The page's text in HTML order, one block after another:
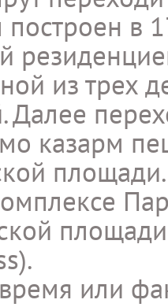
в
из трех
Далее
казарм
или